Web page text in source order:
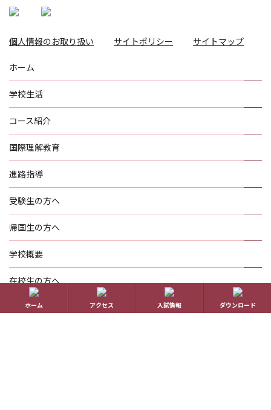
個人情報のお取り扱い サイトポリシー サイトマップ
ホーム
学校生活
コース紹介
国際理解教育
進路指導
受験生の方へ
帰国生の方へ
学校概要
在校生の方へ
アクセス
ホーム アクセス 入試情報 ダウンロード